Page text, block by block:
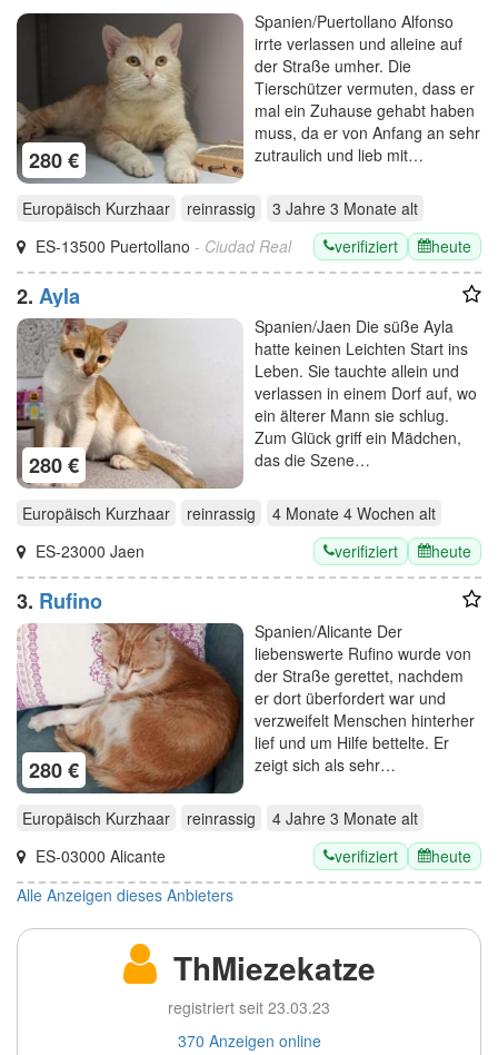
280 €
Spanien/Puertollano Alfonso
irrte verlassen und alleine auf
der Straße umher. Die
Tierschützer vermuten, dass er
mal ein Zuhause gehabt haben
muss, da er von Anfang an sehr
zutraulich und lieb mit…
Europäisch Kurzhaar reinrassig 3 Jahre 3 Monate alt
ES-13500 Puertollano - Ciudad Real verifiziert heute
2. Ayla
280 €
Spanien/Jaen Die süße Ayla
hatte keinen Leichten Start ins
Leben. Sie tauchte allein und
verlassen in einem Dorf auf, wo
ein älterer Mann sie schlug.
Zum Glück griff ein Mädchen,
das die Szene…
Europäisch Kurzhaar reinrassig 4 Monate 4 Wochen alt
ES-23000 Jaen
verifiziert heute
3. Rufino
280 €
Spanien/Alicante Der
liebenswerte Rufino wurde von
der Straße gerettet, nachdem
er dort überfordert war und
verzweifelt Menschen hinterher
lief und um Hilfe bettelte. Er
zeigt sich als sehr…
Europäisch Kurzhaar reinrassig 4 Jahre 3 Monate alt
ES-03000 Alicante
verifiziert
heute
Alle Anzeigen dieses Anbieters
ThMiezekatze
registriert seit 23.03.23
370 Anzeigen online